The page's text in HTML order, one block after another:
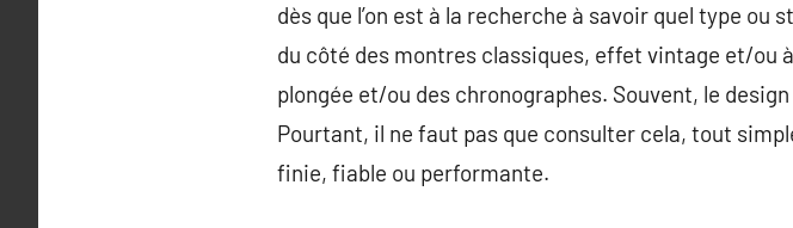
dès que l’on est à la recherche à savoir quel type
du côté des montres classiques, effet vintage et/ou
plongée et/ou des chronographes. Souvent, le
Pourtant, il ne faut pas que consulter cela, tout
finie, fiable ou performante.